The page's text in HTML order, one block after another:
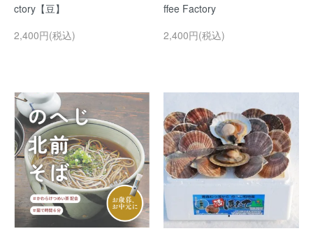
ctory【豆】
2,400円(税込)
ffee Factory
2,400円(税込)